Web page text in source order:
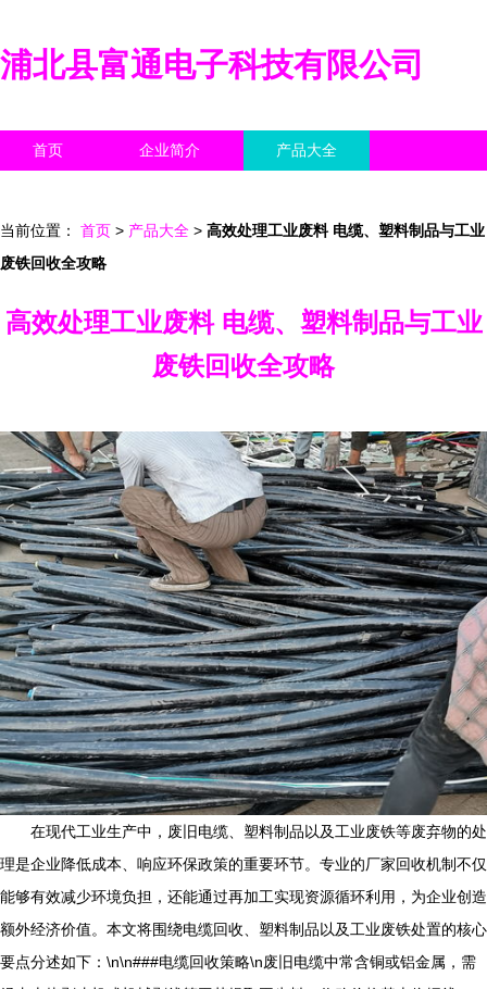
浦北县富通电子科技有限公司
首页 企业简介 产品大全
当前位置： 首页 > 产品大全 > 高效处理工业废料 电缆、塑料制品与工业
废铁回收全攻略
高效处理工业废料 电缆、塑料制品与工业
废铁回收全攻略
在现代工业生产中，废旧电缆、塑料制品以及工业废铁等废弃物的处
理是企业降低成本、响应环保政策的重要环节。专业的厂家回收机制不仅
能够有效减少环境负担，还能通过再加工实现资源循环利用，为企业创造
额外经济价值。本文将围绕电缆回收、塑料制品以及工业废铁处置的核心
要点分述如下：\n\n###电缆回收策略\n废旧电缆中常含铜或铝金属，需